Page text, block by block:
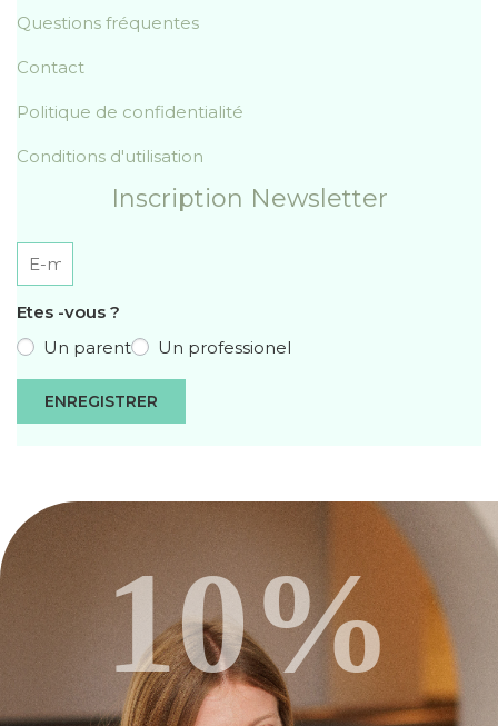
Questions fréquentes
Contact
Politique de confidentialité
Conditions d'utilisation
Inscription Newsletter
Etes -vous ?
Un parent
Un professionel
ENREGISTRER
10%